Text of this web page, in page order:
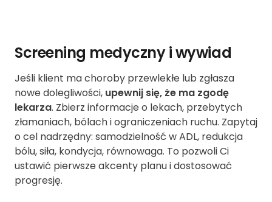
Screening medyczny i wywiad
Jeśli klient ma choroby przewlekłe lub zgłasza
nowe dolegliwości, upewnij się, że ma zgodę
lekarza. Zbierz informacje o lekach, przebytych
złamaniach, bólach i ograniczeniach ruchu. Zapytaj
o cel nadrzędny: samodzielność w ADL, redukcja
bólu, siła, kondycja, równowaga. To pozwoli Ci
ustawić pierwsze akcenty planu i dostosować
progresję.